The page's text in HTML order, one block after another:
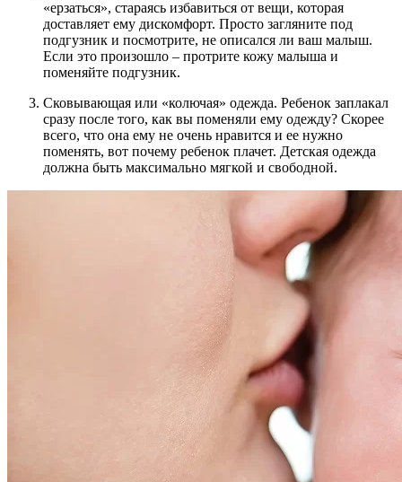
«ерзаться», стараясь избавиться от вещи, которая
доставляет ему дискомфорт. Просто загляните под
подгузник и посмотрите, не описался ли ваш малыш.
Если это произошло – протрите кожу малыша и
поменяйте подгузник.
Сковывающая или «колючая» одежда. Ребенок заплакал
сразу после того, как вы поменяли ему одежду? Скорее
всего, что она ему не очень нравится и ее нужно
поменять, вот почему ребенок плачет. Детская одежда
должна быть максимально мягкой и свободной.